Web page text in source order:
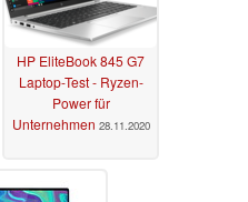
HP EliteBook 845 G7
Laptop-Test - Ryzen-
Power für
Unternehmen 28.11.2020